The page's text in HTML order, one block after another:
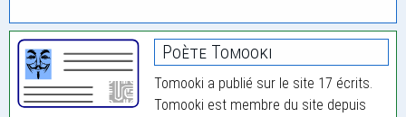
Poète Tomooki
Tomooki a publié sur le site 17 écrits.
Tomooki est membre du site depuis